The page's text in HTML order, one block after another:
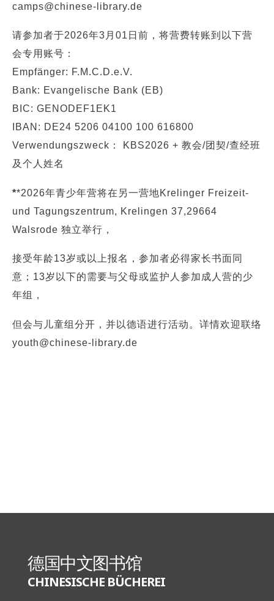
camps@chinese-library.de
请参加者于2026年3月01日前，将营费转账到以下营
会专用账号：
Empfänger: F.M.C.D.e.V.
Bank: Evangelische Bank (EB)
BIC: GENODEF1EK1
IBAN: DE24 5206 04100 100 616800
Verwendungszweck： KBS2026 + 教会/团契/查经班
及个人姓名
**2026年青少年营将在另一营地Krelinger Freizeit-
und Tagungszentrum, Krelingen 37,29664
Walsrode 独立举行，
接受年龄13岁或以上报名，参加者必得家长书面同
意；13岁以下的需要与父母或监护人参加成人营的少
年组，
但会与儿童组分开，并以德语进行活动。详情欢迎联络
youth@chinese-library.de
德国中文图书馆
CHINESISCHE BÜCHEREI